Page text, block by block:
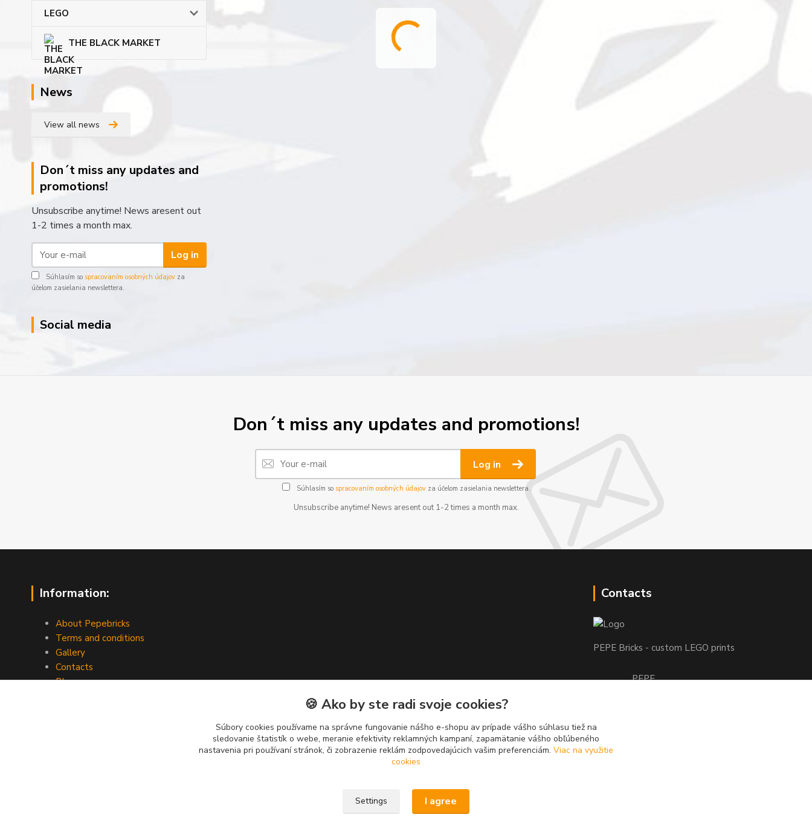
LEGO
THE BLACK MARKET
News
View all news
Don´t miss any updates and
promotions!
Unsubscribe anytime! News aresent out
1-2 times a month max.
Log in
Súhlasím so spracovaním osobných údajov za
účelom zasielania newslettera.
Social media
Don´t miss any updates and promotions!
Log in
Súhlasím so spracovaním osobných údajovza účelom zasielania newslettera.
Unsubscribe anytime! News aresent out 1-2 times a month max.
Information:
About Pepebricks
Terms and conditions
Gallery
Contacts
Blog
Contacts
PEPE Bricks - custom LEGO prints
PEPE
🍪 Ako by ste radi svoje cookies?
Súbory cookies používame na správne fungovanie nášho e-shopu av prípade vášho súhlasu tiež na
sledovanie štatistík o webe, meranie efektivity reklamných kampaní, zapamätanie vášho obľúbeného
nastavenia pri používaní stránok, či zobrazenie reklám zodpovedajúcich vašim preferenciám. Viac na využitie
cookies
Settings I agree